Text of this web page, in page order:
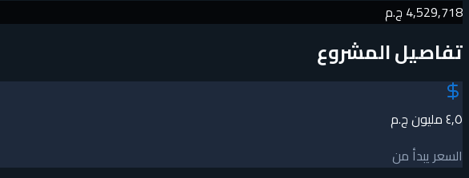
4,529,718 ج.م
تفاصيل المشروع
٤٫٥ مليون ج.م
السعر يبدأ من